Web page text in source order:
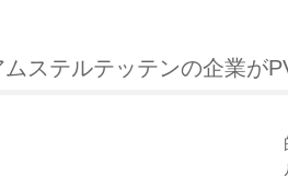
ムステルテッテンの企業が